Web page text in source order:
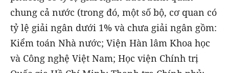
chung cả nước (trong đó, một số bộ, cơ quan có
tỷ lệ giải ngân dưới 1% và chưa giải ngân gồm:
Kiểm toán Nhà nước; Viện Hàn lâm Khoa học
và Công nghệ Việt Nam; Học viện Chính trị